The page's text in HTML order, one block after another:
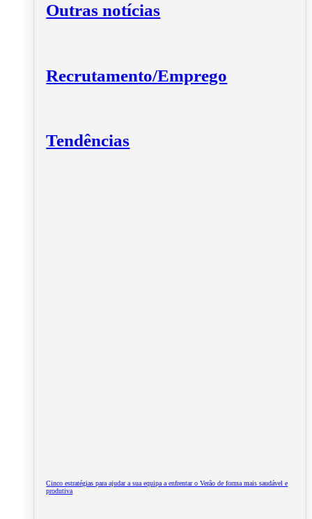
Outras notícias
Recrutamento/Emprego
Tendências
Cinco estratégias para ajudar a sua equipa a enfrentar o Verão de forma mais saudável e
produtiva